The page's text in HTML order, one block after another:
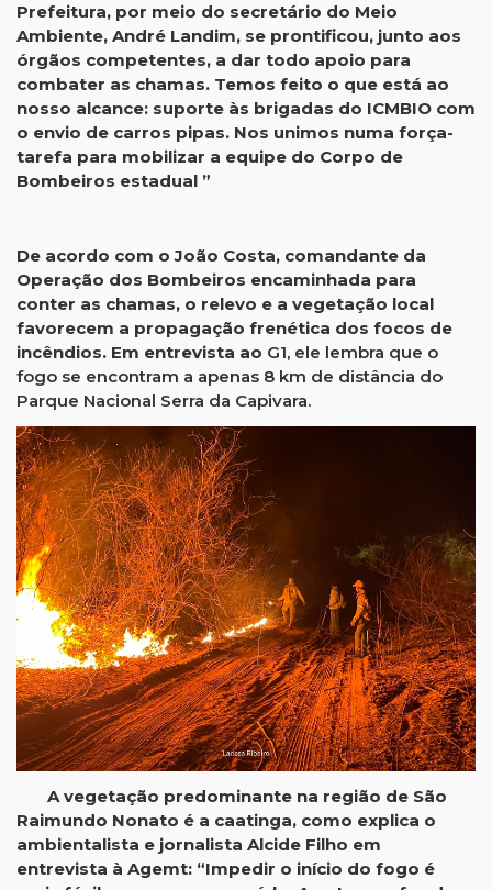
Prefeitura, por meio do secretário do Meio
Ambiente, André Landim, se prontificou, junto aos
órgãos competentes, a dar todo apoio para
combater as chamas. Temos feito o que está ao
nosso alcance: suporte às brigadas do ICMBIO com
o envio de carros pipas. Nos unimos numa força-
tarefa para mobilizar a equipe do Corpo de
Bombeiros estadual ”
De acordo com o João Costa, comandante da
Operação dos Bombeiros encaminhada para
conter as chamas, o relevo e a vegetação local
favorecem a propagação frenética dos focos de
incêndios. Em entrevista ao G1, ele lembra que o
fogo se encontram a apenas 8 km de distância do
Parque Nacional Serra da Capivara.
A vegetação predominante na região de São
Raimundo Nonato é a caatinga, como explica o
ambientalista e jornalista Alcide Filho em
entrevista à Agemt: “Impedir o início do fogo é